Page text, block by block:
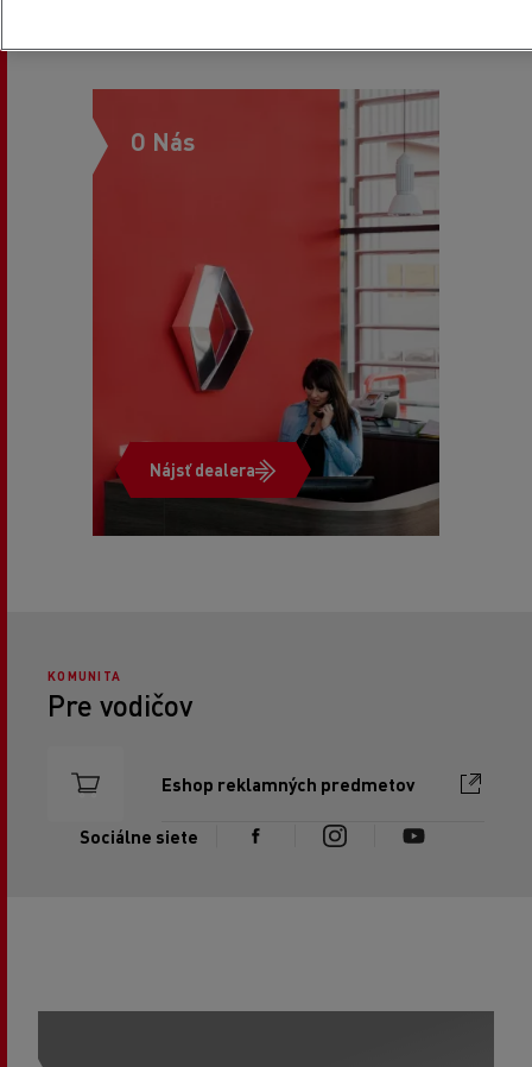
O Nás
Nájsť dealera
KOMUNITA
Pre vodičov
Eshop reklamných predmetov
Sociálne siete